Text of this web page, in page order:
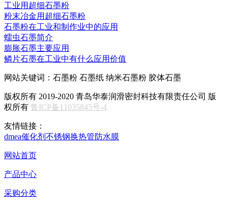
工业用超细石墨粉
粉末冶金用超细石墨粉
石墨粉在工业和制作业中的应用
蠕虫石墨简介
膨胀石墨主要应用
鳞片石墨在工业中有什么应用价值
网站关键词：石墨粉 石墨纸 纳米石墨粉 胶体石墨
版权所有 2019-2020 青岛华泰润滑密封科技有限责任公司 版
权所有 鲁ICP备11035845号-4
友情链接：
dmea催化剂 不锈钢换热管防水膜
网站首页
产品中心
采购分类